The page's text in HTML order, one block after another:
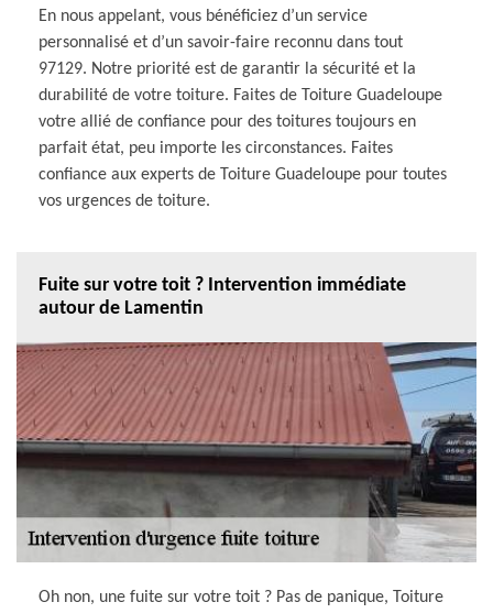
En nous appelant, vous bénéficiez d’un service
personnalisé et d’un savoir-faire reconnu dans tout
97129. Notre priorité est de garantir la sécurité et la
durabilité de votre toiture. Faites de Toiture Guadeloupe
votre allié de confiance pour des toitures toujours en
parfait état, peu importe les circonstances. Faites
confiance aux experts de Toiture Guadeloupe pour toutes
vos urgences de toiture.
Fuite sur votre toit ? Intervention immédiate
autour de Lamentin
Oh non, une fuite sur votre toit ? Pas de panique, Toiture